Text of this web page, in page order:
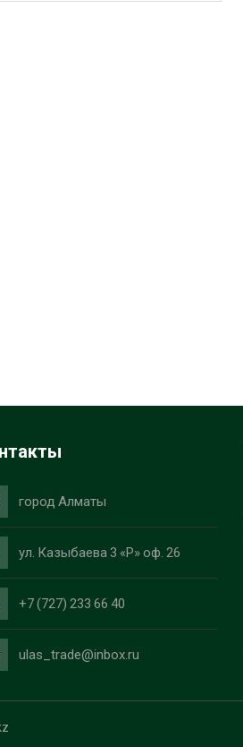
город Алматы
ул. Казыбаева 3 «Р» оф. 26
+7 (727) 233 66 40
ulas_trade@inbox.ru